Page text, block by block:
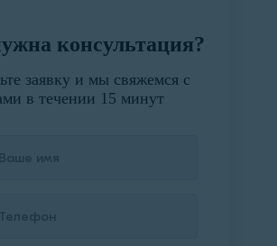
консультация?
заявку и мы свяжемся с
в течении 15 минут